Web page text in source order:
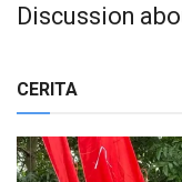
Discussion
CERITA